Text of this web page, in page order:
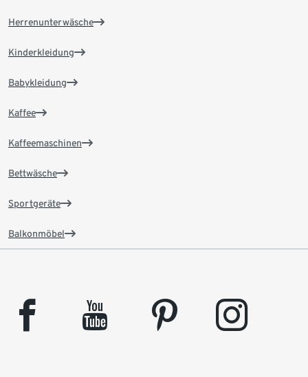
Herrenunterwäsche
Kinderkleidung
Babykleidung
Kaffee
Kaffeemaschinen
Bettwäsche
Sportgeräte
Balkonmöbel
facebook youtube pinterest instagram